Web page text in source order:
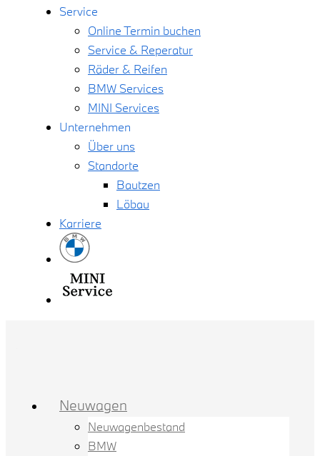
Service
Online Termin buchen
Service & Reperatur
Räder & Reifen
BMW Services
MINI Services
Unternehmen
Über uns
Standorte
Bautzen
Löbau
Karriere
Neuwagen
Neuwagenbestand
BMW